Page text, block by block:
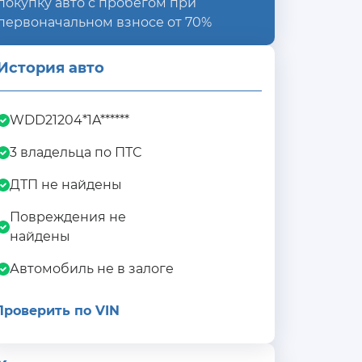
взносе от 70%
авто
WDD21204*1A******
3 владельца по ПТС
ДТП не найдены
Повреждения не
найдены
Автомобиль не в залоге
по VIN